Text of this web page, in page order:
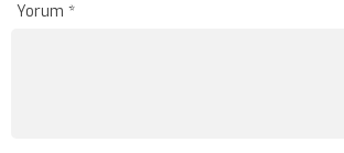
Yorum *